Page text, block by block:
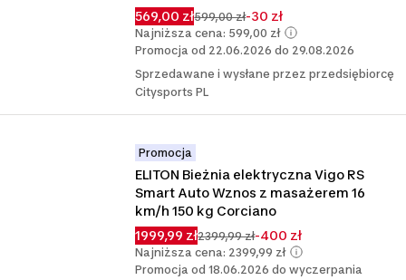
569,00 zł599,00 zł-30 zł
Najniższa cena: 599,00 zł
Promocja od 22.06.2026 do 29.08.2026
Sprzedawane i wysłane przez przedsiębiorcę
Citysports PL
Promocja
ELITON Bieżnia elektryczna Vigo RS
Smart Auto Wznos z masażerem 16
km/h 150 kg Corciano
1999,99 zł2399,99 zł-400 zł
Najniższa cena: 2399,99 zł
Promocja od 18.06.2026 do wyczerpania